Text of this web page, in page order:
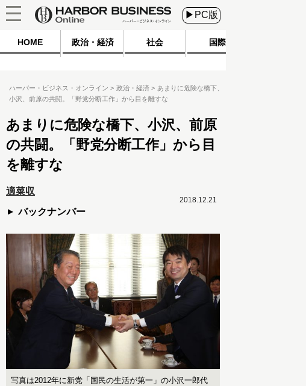
▶PC版
HOME 政治・経済 社会 国際
ハーバー・ビジネス・オンライン 政治・経済
あまりに危険な橋下、
小沢、前原の共闘。「野党分断工作」から目を離すな
あまりに危険な橋下、小沢、前原
の共闘。「野党分断工作」から目
を離すな
適菜収
バックナンバー
2018.12.21
写真は2012年に新党「国民の生活が第一」の小沢一郎代